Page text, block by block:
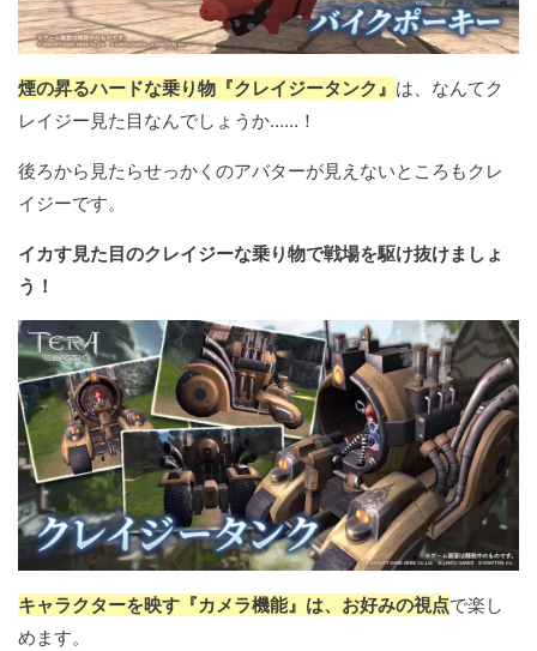
煙の昇るハードな乗り物『クレイジータンク』 は、なんてク
レイジー見た目なんでしょうか……！
後ろから見たらせっかくのアバターが見えないところもクレ
イジーです。
イカす見た目のクレイジーな乗り物で戦場を駆け抜けましょ
う！
キャラクターを映す『カメラ機能』は、お好みの視点で楽し
めます。